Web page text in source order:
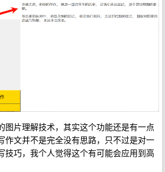
图片理解技术，其实这个功能还是有一点
作文并不是完全没有思路，只不过是对一
技巧，我个人觉得这个有可能会应用到高